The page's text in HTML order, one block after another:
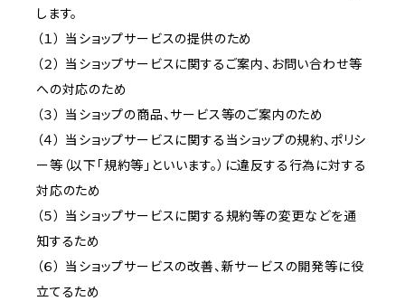
します。
（１） 当ショップサービスの提供のため
（２） 当ショップサービスに関するご案内、お問い合わせ等
への対応のため
（３） 当ショップの商品、サービス等のご案内のため
（４） 当ショップサービスに関する当ショップの規約、ポリシ
ー等（以下「規約等」といいます。）に違反する行為に対する
対応のため
（５） 当ショップサービスに関する規約等の変更などを通
知するため
（６） 当ショップサービスの改善、新サービスの開発等に役
立てるため